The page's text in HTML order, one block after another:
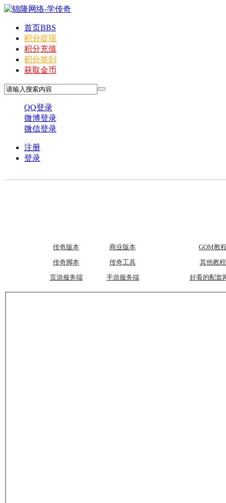
首页BBS
积分提现
积分充值
积分签到
获取金币
QQ登录
微博登录
微信登录
注册
登录
传奇版本
商业版本
传奇脚本
传奇工具
页游服务端
手游服务端
GOM教
其他教程
好看的配套